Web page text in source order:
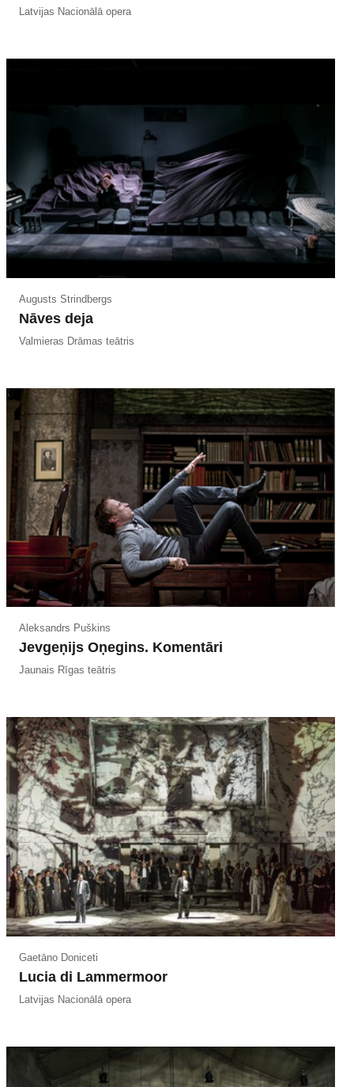
Latvijas Nacionālā opera
Augusts Strindbergs
Nāves deja
Valmieras Drāmas teātris
Aleksandrs Puškins
Jevgeņijs Oņegins. Komentāri
Jaunais Rīgas teātris
Gaetāno Doniceti
Lucia di Lammermoor
Latvijas Nacionālā opera